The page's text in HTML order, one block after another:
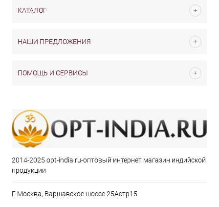
КАТАЛОГ
НАШИ ПРЕДЛОЖЕНИЯ
ПОМОЩЬ И СЕРВИСЫ
2014-2025 opt-india.ru-оптовый интернет магазин индийской
продукции
Г. Москва, Варшавское шоссе 25Астр15